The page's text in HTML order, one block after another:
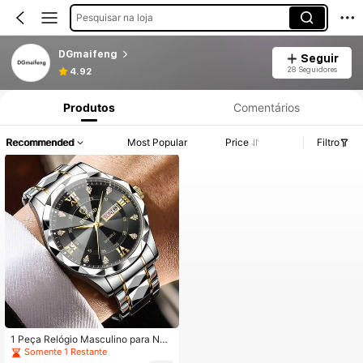
Pesquisar na loja
DGmaifeng
4.92
Seguir
28 Seguidores
Produtos Comentários
Recommended Most Popular Price Filtro
1 Peça Relógio Masculino para Neg
ócios, Pulseira de Aço Inoxidável, C
Somente 1 Restante